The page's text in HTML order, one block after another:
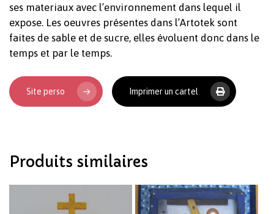
Votre panier est vide.
Revenir à l'Artotek
ses materiaux avec l’environnement dans lequel il
expose. Les oeuvres présentes dans l’Artotek sont
faites de sable et de sucre, elles évoluent donc dans le
temps et par le temps.
Site perso Imprimer un cartel
Produits similaires